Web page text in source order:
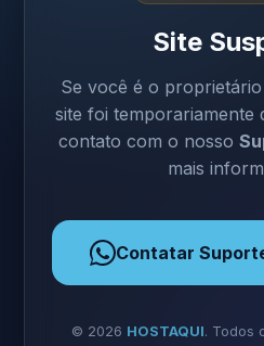
Site
Se você é o
site foi temporariamente
contato com o nosso
mais
Contatar
© 2026 HOSTAQUI. Todos